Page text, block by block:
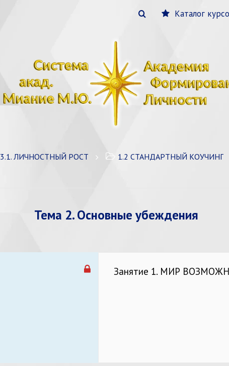
Каталог
3.1. ЛИЧНОСТНЫЙ РОСТ 1.2 СТАНДАРТНЫЙ КОУЧИНГ
Тема 2. Основные убеждения
Занятие 1. МИР